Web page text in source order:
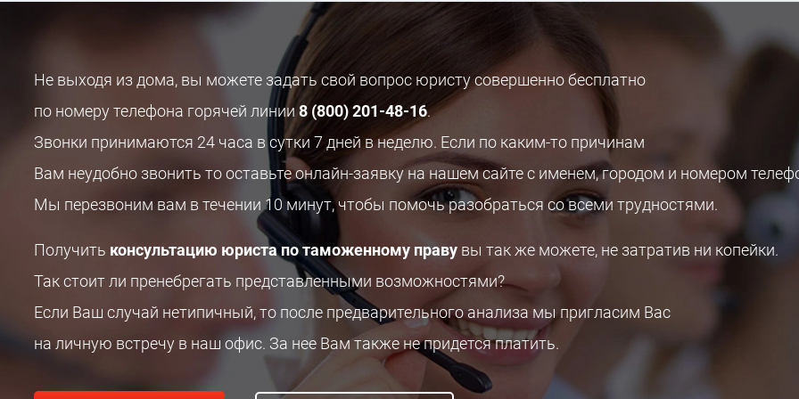
Не выходя из дома, вы можете задать свой вопрос юристу совершенно бесплатно
по номеру телефона горячей линии8 (800) 201-48-16.
Звонки принимаются 24 часа в сутки 7 дней в неделю. Если по каким-то причинам
Вам неудобно звонить то оставьте онлайн-заявку на нашем сайте с именем, городом и номером
Мы перезвоним вам в течении 10 минут, чтобы помочь разобраться со всеми трудностями.
Получить консультацию юриста по таможенному праву вы так же можете, не затратив ни копейки.
Так стоит ли пренебрегать представленными возможностями?
Если Ваш случай нетипичный, то после предварительного анализа мы пригласим Вас
на личную встречу в наш офис. За нее Вам также не придется платить.